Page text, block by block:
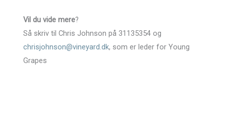
Vil du vide mere?
Så skriv til Chris Johnson på 31135354 og
chrisjohnson@vineyard.dk, som er leder for Young
Grapes